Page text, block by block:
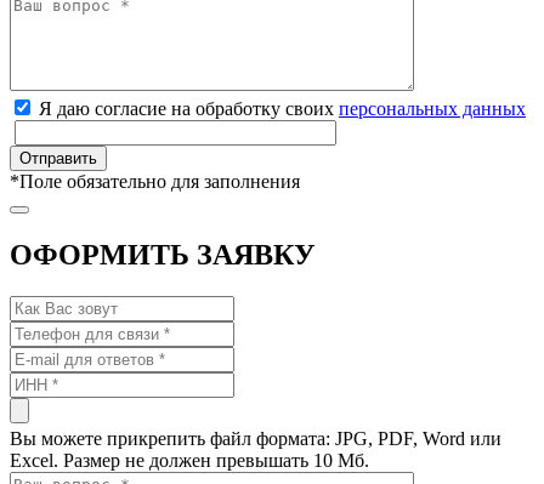
Я даю согласие на обработку своих персональных данных
*Поле обязательно для заполнения
ОФОРМИТЬ ЗАЯВКУ
Вы можете прикрепить файл формата: JPG, PDF, Word или
Excel. Размер не должен превышать 10 Мб.